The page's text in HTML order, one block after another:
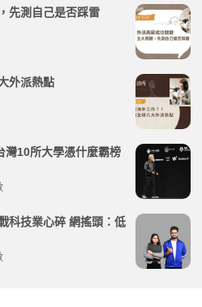
先測自己是否踩雷
外派熱點
灣10所大學憑什麼霸榜
科技業心碎 網搖頭：低